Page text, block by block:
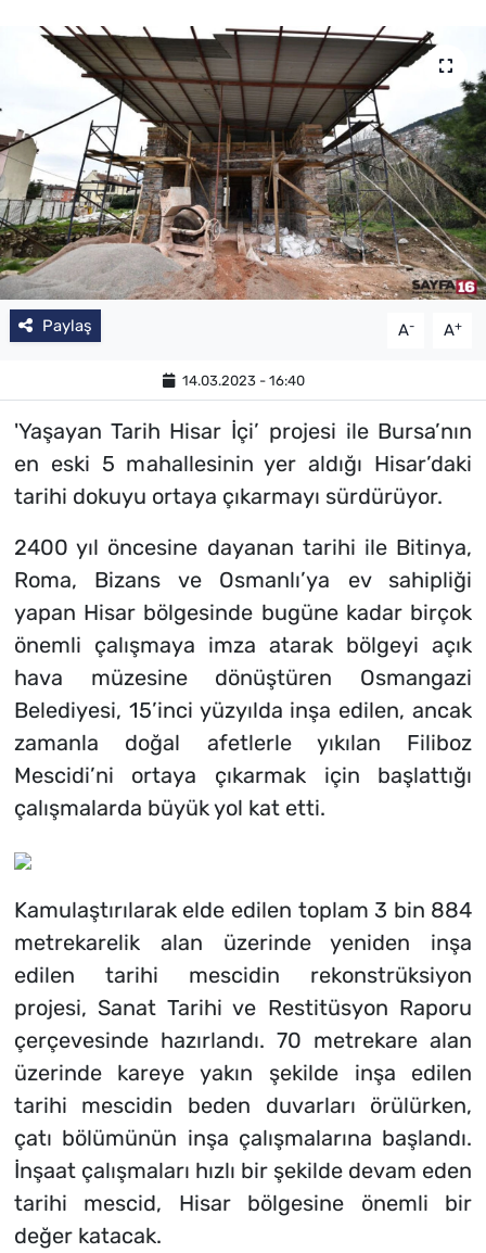
Paylaş A- A+
14.03.2023 - 16:40
'Yaşayan Tarih Hisar İçi’ projesi ile Bursa’nın
en eski 5 mahallesinin yer aldığı Hisar’daki
tarihi dokuyu ortaya çıkarmayı sürdürüyor.
2400 yıl öncesine dayanan tarihi ile Bitinya,
Roma, Bizans ve Osmanlı’ya ev sahipliği
yapan Hisar bölgesinde bugüne kadar birçok
önemli çalışmaya imza atarak bölgeyi açık
hava müzesine dönüştüren Osmangazi
Belediyesi, 15’inci yüzyılda inşa edilen, ancak
zamanla doğal afetlerle yıkılan Filiboz
Mescidi’ni ortaya çıkarmak için başlattığı
çalışmalarda büyük yol kat etti.
Kamulaştırılarak elde edilen toplam 3 bin 884
metrekarelik alan üzerinde yeniden inşa
edilen tarihi mescidin rekonstrüksiyon
projesi, Sanat Tarihi ve Restitüsyon Raporu
çerçevesinde hazırlandı. 70 metrekare alan
üzerinde kareye yakın şekilde inşa edilen
tarihi mescidin beden duvarları örülürken,
çatı bölümünün inşa çalışmalarına başlandı.
İnşaat çalışmaları hızlı bir şekilde devam eden
tarihi mescid, Hisar bölgesine önemli bir
değer katacak.